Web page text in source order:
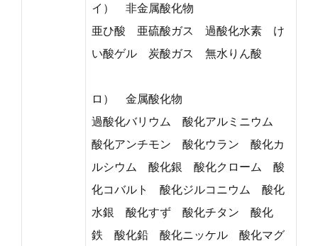
イ） 非金属酸化物
亜ひ酸 亜硫酸ガス 過酸化水素 け
い酸ゲル 炭酸ガス 無水りん酸
ロ） 金属酸化物
過酸化バリウム 酸化アルミニウム
酸化アンチモン 酸化ウラン 酸化カ
ルシウム 酸化銀 酸化クローム 酸
化コバルト 酸化ジルコニウム 酸化
水銀 酸化すず 酸化チタン 酸化
鉄 酸化鉛 酸化ニッケル 酸化マグ